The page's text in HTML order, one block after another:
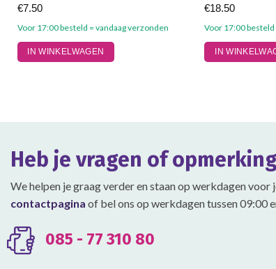
Voor 17:00 besteld = vandaag verzonden
€7.50
IN WINKELWAGEN
Voor 17:00
€18.50
IN
Heb je vragen of
We helpen je graag verder en staan op werkdagen
contactpagina of bel ons op werkdagen tussen 09:00
085 - 77 310 80